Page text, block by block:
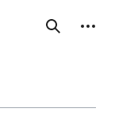
検索
個人用ツール